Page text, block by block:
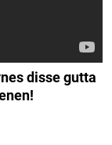
disse gutta